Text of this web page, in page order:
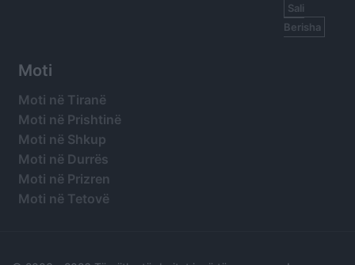
Sali
Berisha
Moti
Moti në Tiranë
Moti në Prishtinë
Moti në Shkup
Moti në Durrës
Moti në Prizren
Moti në Tetovë